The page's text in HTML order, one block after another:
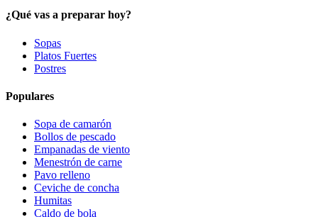
¿Qué vas a preparar hoy?
Sopas
Platos Fuertes
Postres
Populares
Sopa de camarón
Bollos de pescado
Empanadas de viento
Menestrón de carne
Pavo relleno
Ceviche de concha
Humitas
Caldo de bola